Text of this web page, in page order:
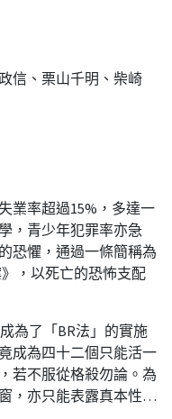
信、栗山千明、柴崎
業率超過15%，多達一
，青少年犯罪率亦急
恐懼，通過一條簡稱為
，以死亡的恐怖支配
為了「BR法」的實施
成為四十二個只能活一
若不服從格殺勿論。為
，亦只能表露真本性…